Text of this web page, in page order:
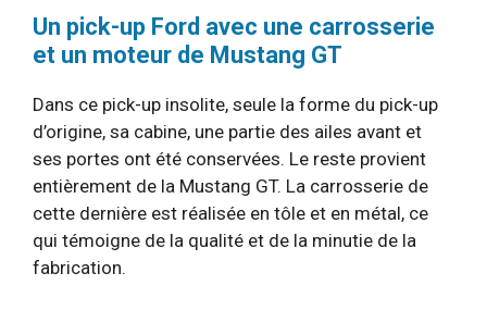
Un pick-up Ford avec une carrosserie
et un moteur de Mustang GT
Dans ce pick-up insolite, seule la forme du pick-up
d’origine, sa cabine, une partie des ailes avant et
ses portes ont été conservées. Le reste provient
entièrement de la Mustang GT. La carrosserie de
cette dernière est réalisée en tôle et en métal, ce
qui témoigne de la qualité et de la minutie de la
fabrication.